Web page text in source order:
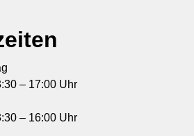
– 17:00 Uhr
– 16:00 Uhr